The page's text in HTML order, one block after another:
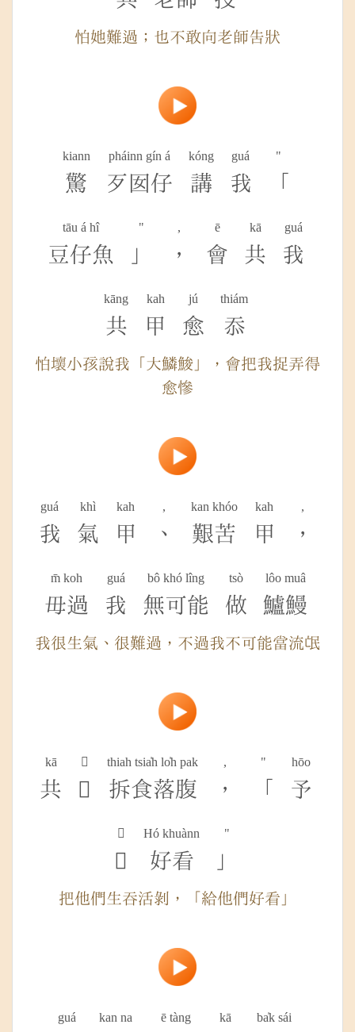
怕她難過；也不敢向老師告狀
kiann
驚
pháinn gín á
歹囡仔
kóng
講
guá
我
"
tāu á hî
豆仔魚
"
」
,
，
ē
會
kā
共
guá
我
kāng
共
kah
甲
jú
愈
thiám
忝
怕壞小孩說我「大鱗鮻」，會把我捉弄得
愈慘
guá
我
khì
氣
kah
甲
,
、
kan khóo
艱苦
kah
甲
,
，
m̄ koh
毋過
guá
我
bô khó lîng
無可能
tsò
做
lôo muâ
鱸鰻
我很生氣、很難過，不過我不可能當流氓
kā
共


thiah tsia̍h lo̍h pak
拆食落腹
,
，
" hōo
予


Hó khuànn
好看
"
」
把他們生吞活剝，「給他們好看」
guá kan na ē tàng kā ba̍k sái